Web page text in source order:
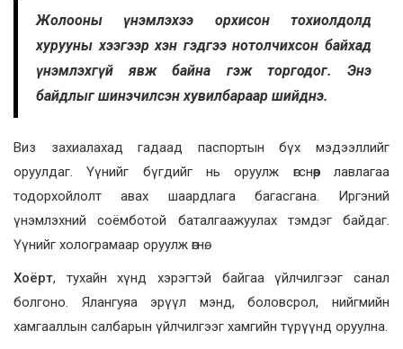
Жолооны үнэмлэхээ орхисон тохиолдолд
хурууны хээгээр хэн гэдгээ нотолчихсон байхад
үнэмлэхгүй явж байна гэж торгодог. Энэ
байдлыг шинэчилсэн хувилбараар шийднэ.
Виз захиалахад гадаад паспортын бүх мэдээллийг
оруулдаг. Үүнийг бүгдийг нь оруулж өгснөөр лавлагаа
тодорхойлолт авах шаардлага багасгана. Иргэний
үнэмлэхний соёмботой баталгаажуулах тэмдэг байдаг.
Үүнийг холограмаар оруулж өгнө.
Хоёрт, тухайн хүнд хэрэгтэй байгаа үйлчилгээг санал
болгоно. Ялангуяа эрүүл мэнд, боловсрол, нийгмийн
хамгааллын салбарын үйлчилгээг хамгийн түрүүнд оруулна.